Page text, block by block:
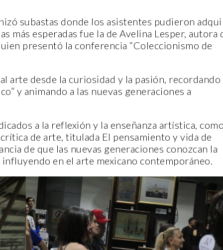
subastas donde los asistentes pudieron
más esperadas fue la de Avelina Lesper, autora
presentó la conferencia “Coleccionismo de
arte desde la curiosidad y la pasión, recordando
y animando a las nuevas generaciones a
a la reflexión y la enseñanza artística, como
de arte, titulada El pensamiento y vida de
de que las nuevas generaciones conozcan la
en el arte mexicano contemporáneo.
2022
VERDE
VERDE Y ANIMALIA
EN EL DÍA DE LOS
FCC, UANL.
2022
ENTORNO VERDE
SELECCIONAN A
DEL OCTAVO
FOTOGRAFÍA “EN LA
LA SUSTENTABILIDAD”
15 noviembre, 2022